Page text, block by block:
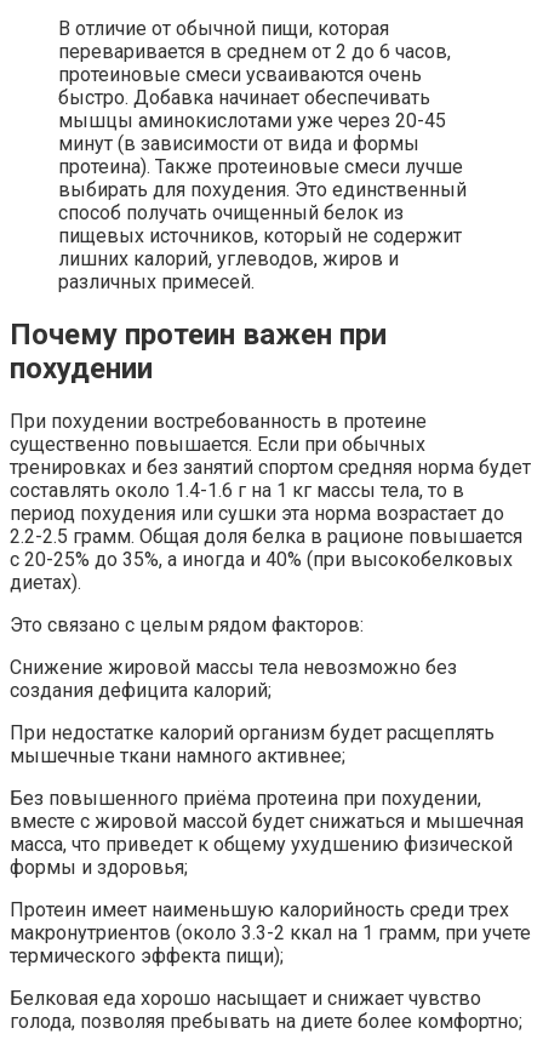
В отличие от обычной пищи, которая
переваривается в среднем от 2 до 6 часов,
протеиновые смеси усваиваются очень
быстро. Добавка начинает обеспечивать
мышцы аминокислотами уже через 20-45
минут (в зависимости от вида и формы
протеина). Также протеиновые смеси лучше
выбирать для похудения. Это единственный
способ получать очищенный белок из
пищевых источников, который не содержит
лишних калорий, углеводов, жиров и
различных примесей.
Почему протеин важен при
похудении
При похудении востребованность в протеине
существенно повышается. Если при обычных
тренировках и без занятий спортом средняя норма будет
составлять около 1.4-1.6 г на 1 кг массы тела, то в
период похудения или сушки эта норма возрастает до
2.2-2.5 грамм. Общая доля белка в рационе повышается
с 20-25% до 35%, а иногда и 40% (при высокобелковых
диетах).
Это связано с целым рядом факторов:
Снижение жировой массы тела невозможно без
создания дефицита калорий;
При недостатке калорий организм будет расщеплять
мышечные ткани намного активнее;
Без повышенного приёма протеина при похудении,
вместе с жировой массой будет снижаться и мышечная
масса, что приведет к общему ухудшению физической
формы и здоровья;
Протеин имеет наименьшую калорийность среди трех
макронутриентов (около 3.3-2 ккал на 1 грамм, при учете
термического эффекта пищи);
Белковая еда хорошо насыщает и снижает чувство
голода, позволяя пребывать на диете более комфортно;